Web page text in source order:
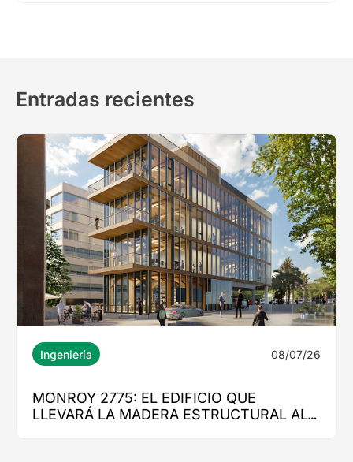
Entradas recientes
Ingeniería 08/07/26
MONROY 2775: EL EDIFICIO QUE
LLEVARÁ LA MADERA ESTRUCTURAL AL